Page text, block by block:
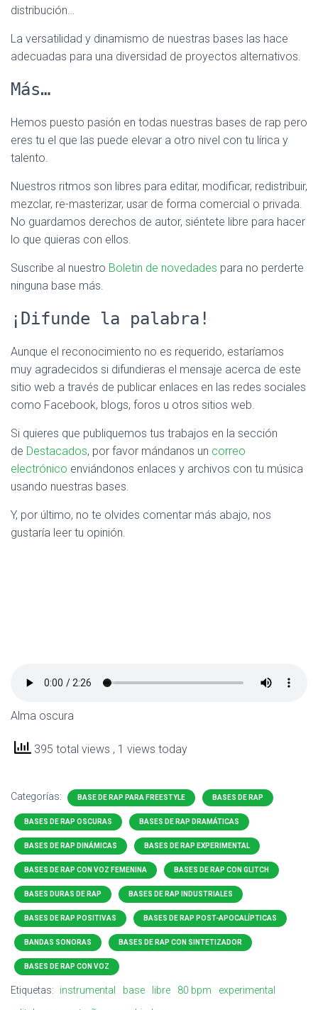
distribución…
La versatilidad y dinamismo de nuestras bases las hace
adecuadas para una diversidad de proyectos alternativos.
Más…
Hemos puesto pasión en todas nuestras bases de rap pero
eres tu el que las puede elevar a otro nivel con tu lírica y
talento.
Nuestros ritmos son libres para editar, modificar, redistribuir,
mezclar, re-masterizar, usar de forma comercial o privada.
No guardamos derechos de autor, siéntete libre para hacer
lo que quieras con ellos.
Suscribe al nuestro Boletin de novedades para no perderte
ninguna base más.
¡Difunde la palabra!
Aunque el reconocimiento no es requerido, estaríamos
muy agradecidos si difundieras el mensaje acerca de este
sitio web a través de publicar enlaces en las redes sociales
como Facebook, blogs, foros u otros sitios web.
Si quieres que publiquemos tus trabajos en la sección
de Destacados, por favor mándanos un correo
electrónico enviándonos enlaces y archivos con tu música
usando nuestras bases.
Y, por último, no te olvides comentar más abajo, nos
gustaría leer tu opinión.
Alma oscura
395 total views , 1 views today
Categorías: BASE DE RAP PARA FREESTYLE BASES DE RAP
BASES DE RAP OSCURAS BASES DE RAP DRAMÁTICAS
BASES DE RAP DINÁMICAS BASES DE RAP EXPERIMENTAL
BASES DE RAP CON VOZ FEMENINA BASES DE RAP CON GLITCH
BASES DURAS DE RAP BASES DE RAP INDUSTRIALES
BASES DE RAP POSITIVAS BASES DE RAP POST-APOCALÍPTICAS
BANDAS SONORAS BASES DE RAP CON SINTETIZADOR
BASES DE RAP CON VOZ
Etiquetas: instrumental base libre 80 bpm
experimental